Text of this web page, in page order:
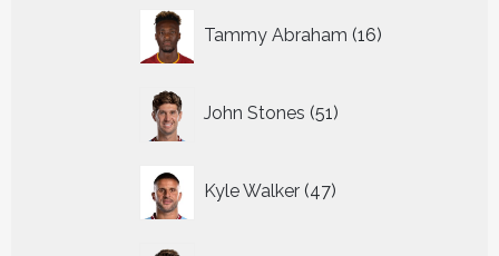
Tammy Abraham 16
producten
John Stones 51
producten
Kyle Walker 47
producten